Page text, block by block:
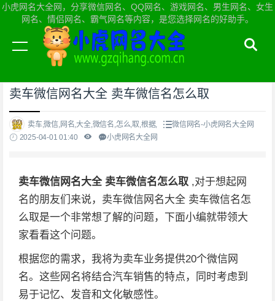
小虎网名大全网，分享微信网名、QQ网名、游戏网名、男生网名、女生
网名、情侣网名、霸气网名等内容，是您选择网名的好助手。
当前位置：小虎网名大全网首页>微信网名
卖车微信网名大全 卖车微信名怎么取
卖车,微信,网名,大全,微信名,怎么,取,根据,
微信网名-小虎网名大全网
2025-04-01 01:40
小虎网名大全网
卖车微信网名大全 卖车微信名怎么取 ,对于想起网
名的朋友们来说，卖车微信网名大全 卖车微信名怎
么取是一个非常想了解的问题，下面小编就带领大
家看看这个问题。
根据您的需求，我将为卖车业务提供20个微信网
名。这些网名将结合汽车销售的特点，同时考虑到
易于记忆、发音和文化敏感性。